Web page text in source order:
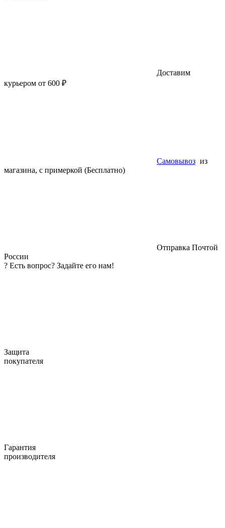
Доставим
курьером от 600 ₽
Самовывоз из
магазина, с примеркой (Бесплатно)
Отправка Почтой
России
? Есть вопрос? Задайте его нам!
Защита
покупателя
Гарантия
производителя